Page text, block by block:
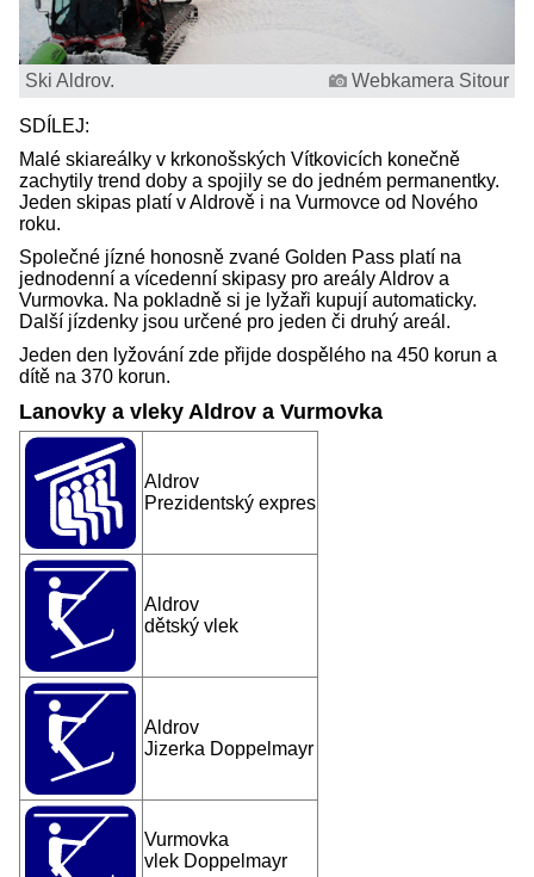
Ski Aldrov. Webkamera Sitour
SDÍLEJ:
Malé skiareálky v krkonošských Vítkovicích konečně
zachytily trend doby a spojily se do jedném permanentky.
Jeden skipas platí v Aldrově i na Vurmovce od Nového
roku.
Společné jízné honosně zvané Golden Pass platí na
jednodenní a vícedenní skipasy pro areály Aldrov a
Vurmovka. Na pokladně si je lyžaři kupují automaticky.
Další jízdenky jsou určené pro jeden či druhý areál.
Jeden den lyžování zde přijde dospělého na 450 korun a
dítě na 370 korun.
Lanovky a vleky Aldrov a Vurmovka
Aldrov
Prezidentský expres
Aldrov
dětský vlek
Aldrov
Jizerka Doppelmayr
Vurmovka
vlek Doppelmayr